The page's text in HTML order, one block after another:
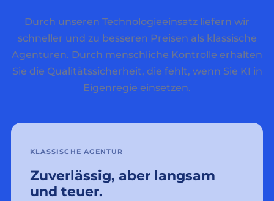
Durch unseren Technologieeinsatz liefern wir
schneller und zu besseren Preisen als klassische
Agenturen. Durch menschliche Kontrolle erhalten
Sie die Qualitätssicherheit, die fehlt, wenn Sie KI in
Eigenregie einsetzen.
KLASSISCHE AGENTUR
Zuverlässig, aber langsam
und teuer.